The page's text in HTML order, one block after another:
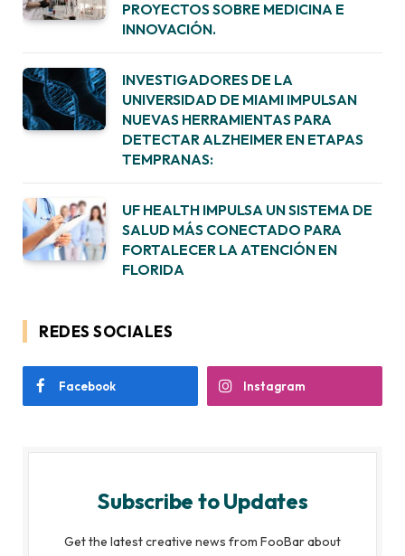
PROYECTOS SOBRE MEDICINA E
INNOVACIÓN.
INVESTIGADORES DE LA
UNIVERSIDAD DE MIAMI IMPULSAN
NUEVAS HERRAMIENTAS PARA
DETECTAR ALZHEIMER EN ETAPAS
TEMPRANAS:
UF HEALTH IMPULSA UN SISTEMA DE
SALUD MÁS CONECTADO PARA
FORTALECER LA ATENCIÓN EN
FLORIDA
REDES SOCIALES
Facebook Instagram
Subscribe to Updates
Get the latest creative news from FooBar about